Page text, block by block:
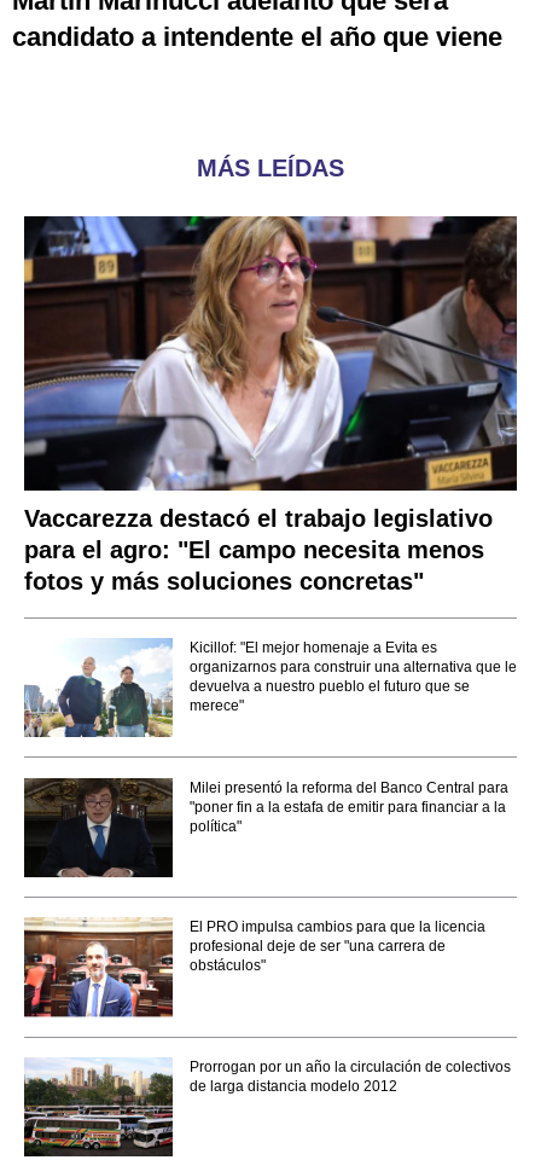
candidato a intendente el año que viene
MÁS LEÍDAS
Vaccarezza destacó el trabajo legislativo
para el agro: "El campo necesita menos
fotos y más soluciones concretas"
Kicillof: "El mejor homenaje a Evita es
organizarnos para construir una alternativa que le
devuelva a nuestro pueblo el futuro que se
merece"
Milei presentó la reforma del Banco Central para
"poner fin a la estafa de emitir para financiar a la
política"
El PRO impulsa cambios para que la licencia
profesional deje de ser "una carrera de
obstáculos"
Prorrogan por un año la circulación de colectivos
de larga distancia modelo 2012